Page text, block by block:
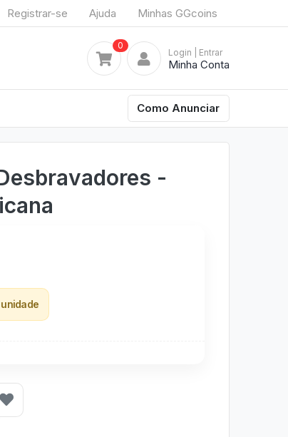
Registrar-se Ajuda Minhas GGcoins
0
Login | Entrar
Minha Conta
Como Anunciar
-